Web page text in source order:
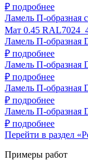
₽ подробнее
Ламель П-образная
Мат 0.45 RAL7024
Ламель П-образная
₽ подробнее
Ламель П-образная
₽ подробнее
Ламель П-образная
₽ подробнее
Ламель П-образная
₽ подробнее
Перейти в раздел
Примеры работ